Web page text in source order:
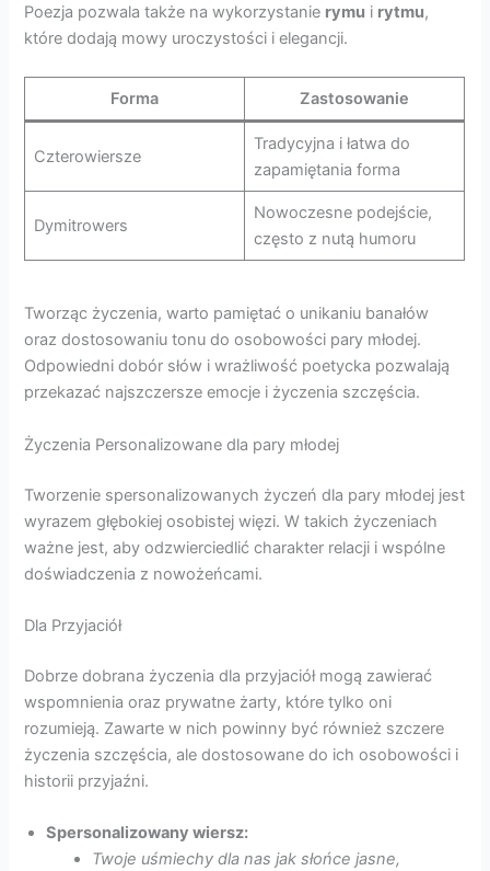
Poezja pozwala także na wykorzystanie rymu i rytmu,
które dodają mowy uroczystości i elegancji.
Forma Zastosowanie
Czterowiersze
Tradycyjna i łatwa do
zapamiętania forma
Dymitrowers
Nowoczesne podejście,
często z nutą humoru
Tworząc życzenia, warto pamiętać o unikaniu banałów
oraz dostosowaniu tonu do osobowości pary młodej.
Odpowiedni dobór słów i wrażliwość poetycka pozwalają
przekazać najszczersze emocje i życzenia szczęścia.
Życzenia Personalizowane dla pary młodej
Tworzenie spersonalizowanych życzeń dla pary młodej jest
wyrazem głębokiej osobistej więzi. W takich życzeniach
ważne jest, aby odzwierciedlić charakter relacji i wspólne
doświadczenia z nowożeńcami.
Dla Przyjaciół
Dobrze dobrana życzenia dla przyjaciół mogą zawierać
wspomnienia oraz prywatne żarty, które tylko oni
rozumieją. Zawarte w nich powinny być również szczere
życzenia szczęścia, ale dostosowane do ich osobowości i
historii przyjaźni.
Spersonalizowany wiersz:
Twoje uśmiechy dla nas jak słońce jasne,